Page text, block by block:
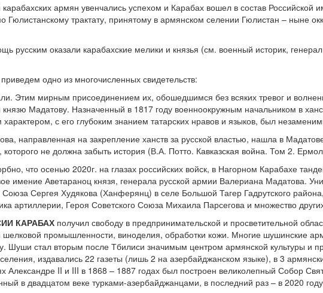
армян увенчались успехом и Карабах вошел в состав Российской
Гюлистанскому трактату, принятому в армянском селении Гюлистан – ныне
русским оказали карабахские мелики и князья (см. военный историк,
одно из многочисленных свидетельств:
Этим мирным присоединением их, обошедшимся без всяких тревог и
князю Мадатову. Назначенный в 1817 году военноокружным начальником в
характером, с его глубоким знанием татарских нравов и языков, был
направленная на закрепление ханств за русской властью, нашла в
не должна забыть история (В.А. Потто. Кавказская война. Том 2.
что осенью 2020г. на глазах российских войск, в Нагорном Карабахе
имение Аветараноц князя, генерала русской армии Валериана Мадатова.
Сергея Худякова (Ханферянц) в селе Большой Тагер Гадрутского
артиллерии, Героя Советского Союза Михаила Парсегова и множество
КАРАБАХ получил свободу в предпринимательской и просветительной
шелковой промышленности, виноделия, обработки кожи. Многие шушинские
стал вторым после Тбилиси значимым центром армянской культуры и
издавались 22 газеты (лишь 2 на азербайджанском языке), в 3
II и III в 1868 – 1887 годах был построен великолепный Собор
в двадцатом веке турками-азербайджанцами, в последний раз – в 2020